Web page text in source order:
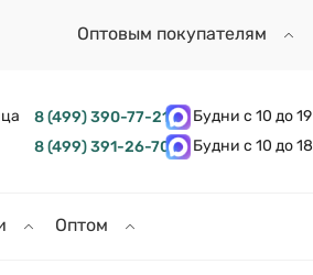
Оптовым покупателям
8 (499) 390-77-21
Будни с 10 до 19
8 (499) 391-26-70 Будни с 10 до 18
Оптом